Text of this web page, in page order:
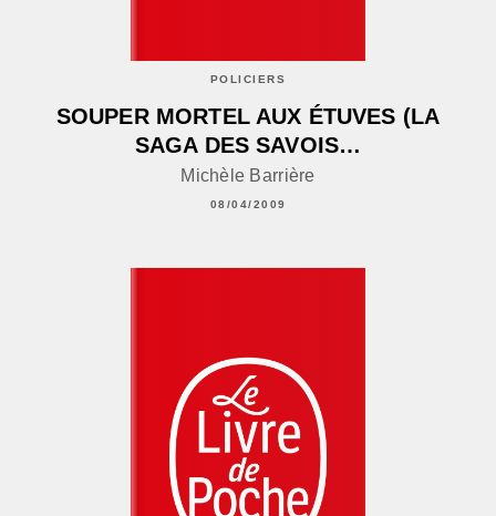
POLICIERS
SOUPER MORTEL AUX ÉTUVES (LA
SAGA DES SAVOIS…
Michèle Barrière
08/04/2009